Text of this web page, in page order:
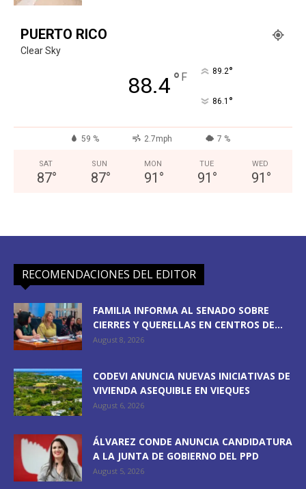
PUERTO RICO
Clear Sky
88.4° F 89.2°
86.1 °
59 % 2.7mph 7 %
SAT
87°
SUN
87°
MON
91 °
TUE
91 °
WED
91 °
RECOMENDACIONES DEL EDITOR
FAMILIA INFORMA AL SENADO SOBRE
CIERRES Y QUERELLAS EN CENTROS DE...
August 8, 2026
CODEVI ANUNCIA NUEVAS INICIATIVAS DE
VIVIENDA ASEQUIBLE EN VIEQUES
August 6, 2026
ÁLVAREZ CONDE ANUNCIA CANDIDATURA
A LA JUNTA DE GOBIERNO DEL PPD
August 5, 2026